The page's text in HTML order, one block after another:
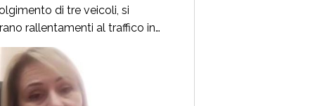
di tre veicoli, si
rallentamenti al traffico in
sud lungo la A2 “Autostrada del
nel tratto compreso tra gli
di Altilia Grimaldi (CS) e San
D’Aquino (CZ). Sul posto è